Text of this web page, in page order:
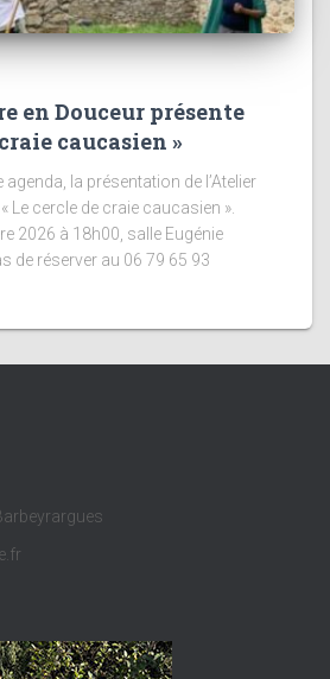
en Douceur présente
caucasien »
la présentation de l’Atelier
Le cercle de craie caucasien ».
2026 à 18h00, salle Eugénie
de réserver au 06 79 65 93